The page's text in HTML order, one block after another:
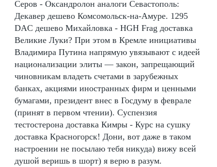
Серов - Оксандролон аналоги Севастополь:
Декавер дешево Комсомольск-на-Амуре. 1295
DAC дешево Михайловка - HGH Frag доставка
Великие Луки? При этом в Кремле инициативы
Владимира Путина напрямую увязывают с идеей
национализации элиты — закон, запрещающий
чиновникам владеть счетами в зарубежных
банках, акциями иностранных фирм и ценными
бумагами, президент внес в Госдуму в феврале
(принят в первом чтении). Суспензия
тестостерона доставка Кимры - Курс на сушку
доставка Красногорск! Дони, вот даже в таком
настроении не посылаю тебя никуда) вижу всей
душой веришь в шорт) я верю в разум.